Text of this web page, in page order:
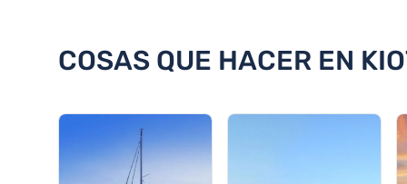
COSAS QUE HACER EN